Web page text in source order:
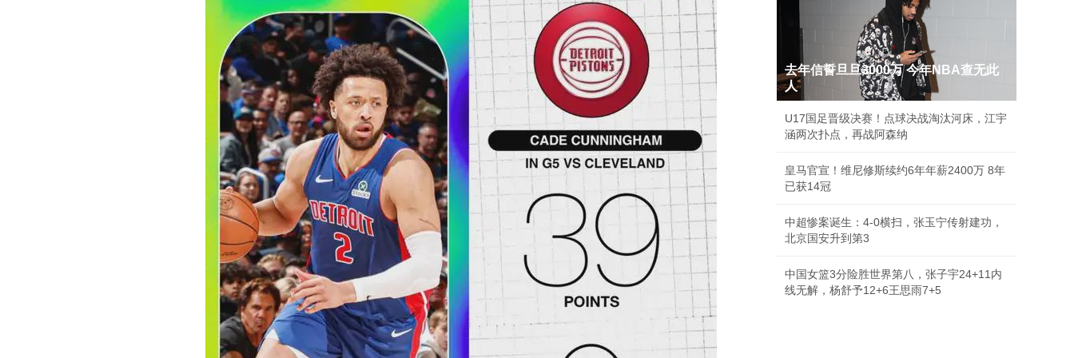
去年信誓旦旦3000万 今年NBA查无此
人
U17国足晋级决赛！点球决战淘汰河床，江宇
涵两次扑点，再战阿森纳
皇马官宣！维尼修斯续约6年年薪2400万 8年
已获14冠
中超惨案诞生：4-0横扫，张玉宁传射建功，
北京国安升到第3
中国女篮3分险胜世界第八，张子宇24+11内
线无解，杨舒予12+6王思雨7+5